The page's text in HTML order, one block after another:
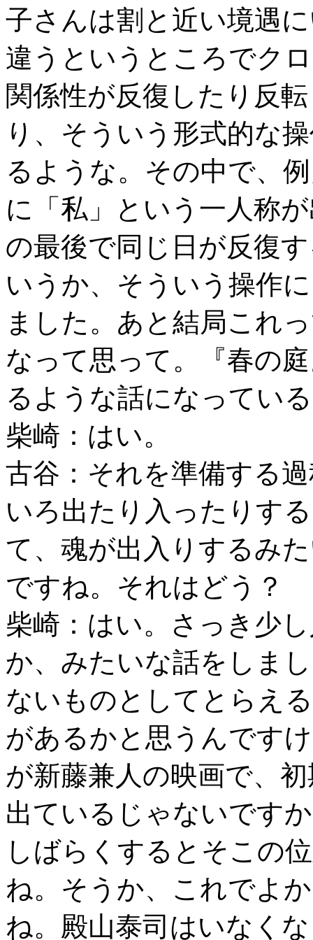
子さんは割と近い境遇
違うというところでク
関係性が反復したり反
り、そういう形式的な
るような。その中で、
に「私」という一人称
の最後で同じ日が反復
いうか、そういう操作
ました。あと結局これ
なって思って。『春の
るような話になってい
柴崎：はい。
古谷：それを準備する
いろ出たり入ったりす
て、魂が出入りするみ
ですね。それはどう？
柴崎：はい。さっき少
か、みたいな話をしま
ないものとしてとらえ
があるかと思うんです
が新藤兼人の映画で、
出ているじゃないです
しばらくするとそこの
ね。そうか、これでよ
ね。殿山泰司はいなく